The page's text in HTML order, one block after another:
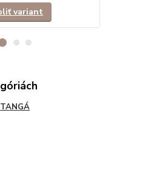
variant